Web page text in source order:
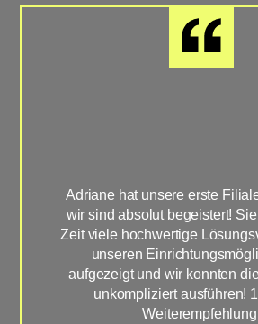
Adriane hat unsere erste
wir sind absolut begeistert!
Zeit viele hochwertige
unseren
aufgezeigt und wir konnten
unkompliziert ausführen!